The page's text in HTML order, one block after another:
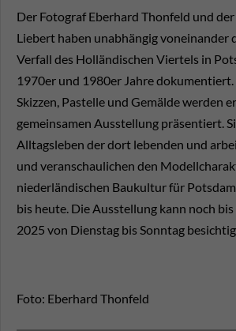
Der Fotograf Eberhard Thonfeld und
Liebert haben unabhängig voneinander
Verfall des Holländischen Viertels in
1970er und 1980er Jahre
Skizzen, Pastelle und Gemälde werden
gemeinsamen Ausstellung präsentiert.
Alltagsleben der dort lebenden und
und veranschaulichen den
niederländischen Baukultur für
bis heute. Die Ausstellung kann noch
2025 von Dienstag bis Sonntag
Foto: Eberhard Thonfeld